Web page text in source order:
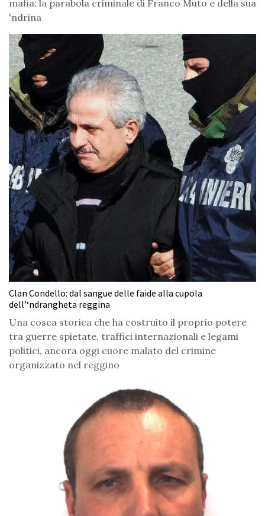
mafia: la parabola criminale di Franco Muto e della sua
'ndrina
Clan Condello: dal sangue delle faide alla cupola
dell’‘ndrangheta reggina
Una cosca storica che ha costruito il proprio potere
tra guerre spietate, traffici internazionali e legami
politici, ancora oggi cuore malato del crimine
organizzato nel reggino